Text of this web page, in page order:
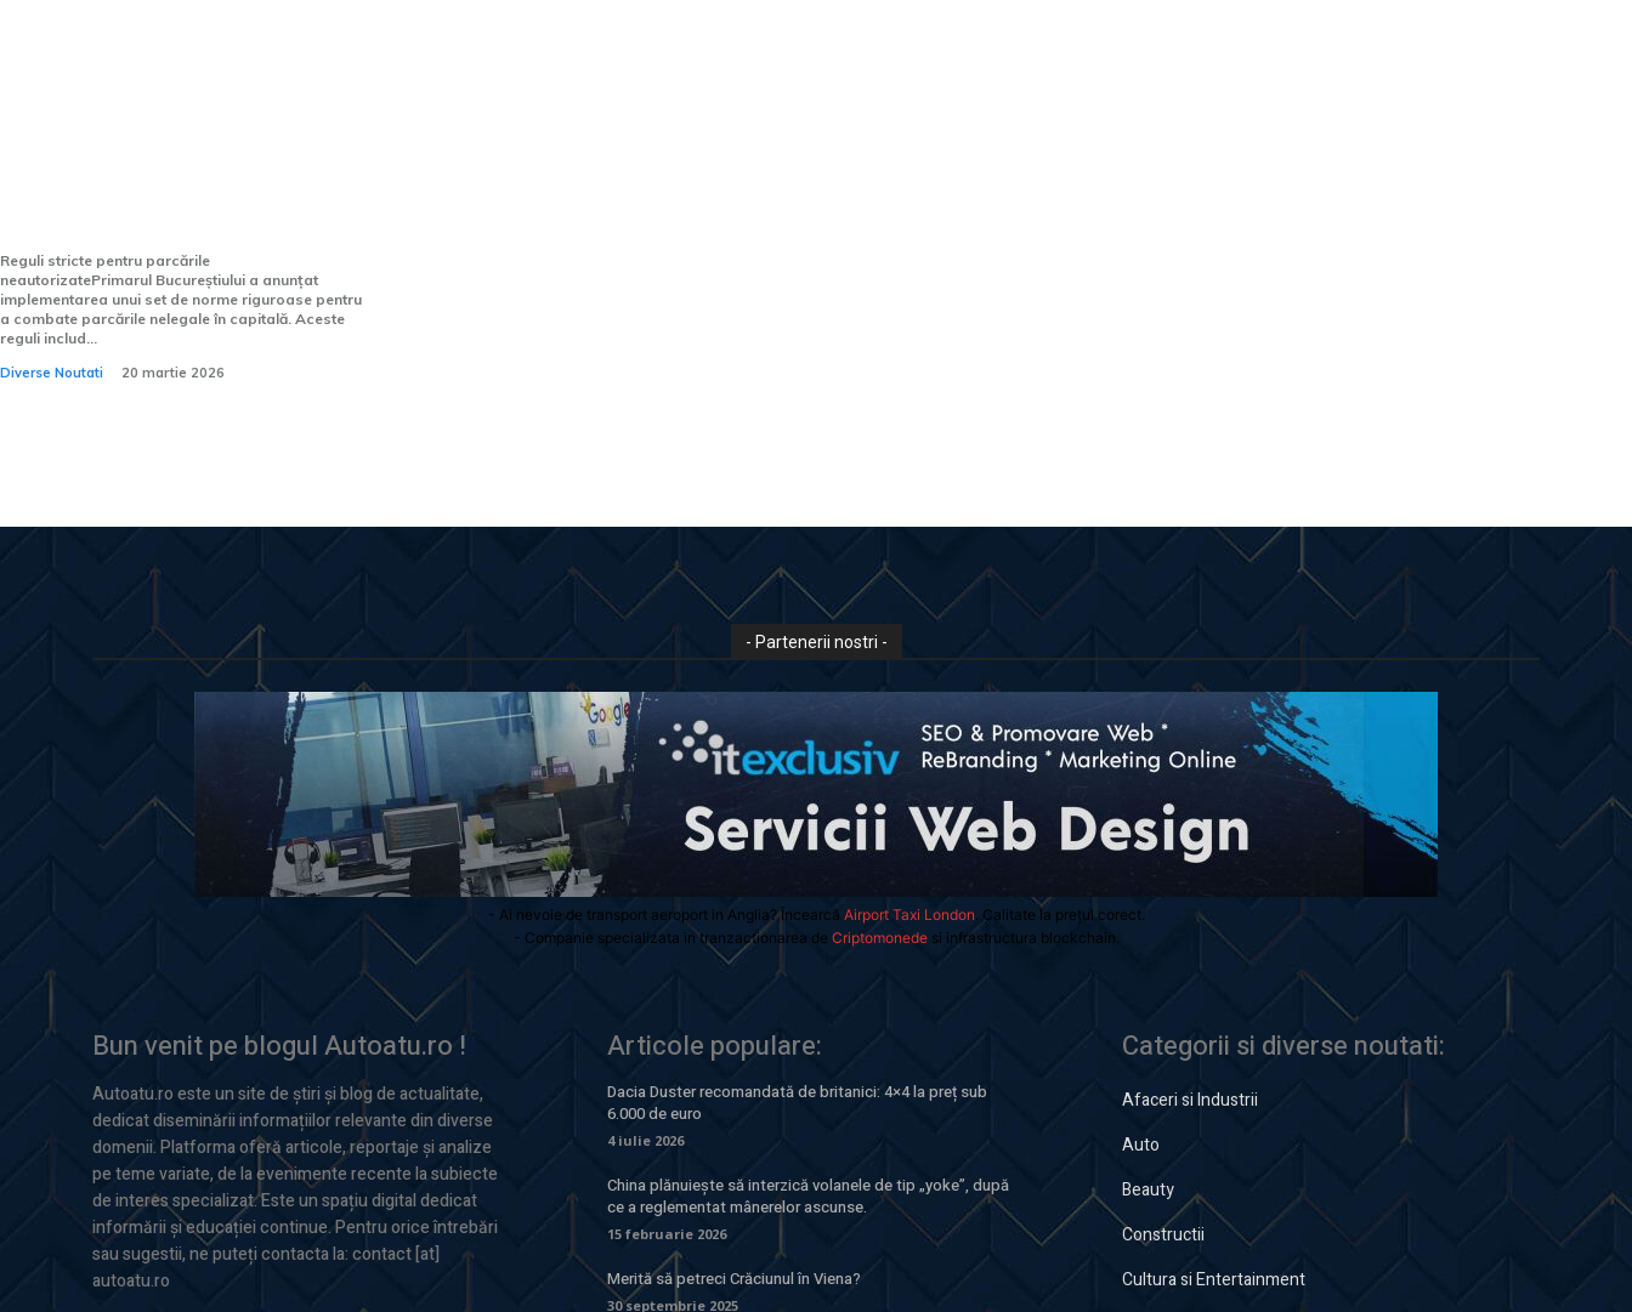
Reguli stricte pentru parcările
neautorizatePrimarul Bucureștiului a anunțat
implementarea unui set de norme riguroase pentru
a combate parcările nelegale în capitală. Aceste
reguli includ...
Diverse Noutati 20 martie 2026
- Partenerii nostri -
- Ai nevoie de transport aeroport in Anglia? Încearcă Airport Taxi London. Calitate la prețul corect.
- Companie specializata in tranzactionarea de Criptomonedesi infrastructura blockchain.
Bun venit pe blogul Autoatu.ro !
Autoatu.ro este un site de știri și blog de actualitate,
dedicat diseminării informațiilor relevante din diverse
domenii. Platforma oferă articole, reportaje și analize
pe teme variate, de la evenimente recente la subiecte
de interes specializat. Este un spațiu digital dedicat
informării și educației continue. Pentru orice întrebări
sau sugestii, ne puteți contacta la: contact [at]
autoatu.ro
Articole populare:
Dacia Duster recomandată de britanici: 4×4 la preț sub
6.000 de euro
4 iulie 2026
China plănuiește să interzică volanele de tip „yoke”, după
ce a reglementat mânerelor ascunse.
15 februarie 2026
Merită să petreci Crăciunul în Viena?
30 septembrie 2025
Categorii si diverse noutati:
Afaceri si Industrii
Auto
Beauty
Constructii
Cultura si Entertainment